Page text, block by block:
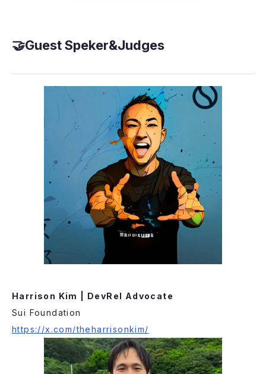
​🤝Guest Speker&Judges
Harrison Kim | DevRel Advocate
Sui Foundation
https://x.com/theharrisonkim/